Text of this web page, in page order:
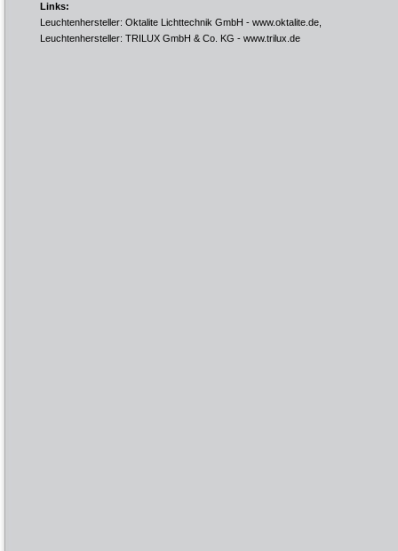
Links:
Leuchtenhersteller: Oktalite Lichttechnik GmbH - www.oktalite.de
Leuchtenhersteller: TRILUX GmbH & Co. KG - www.trilux.de